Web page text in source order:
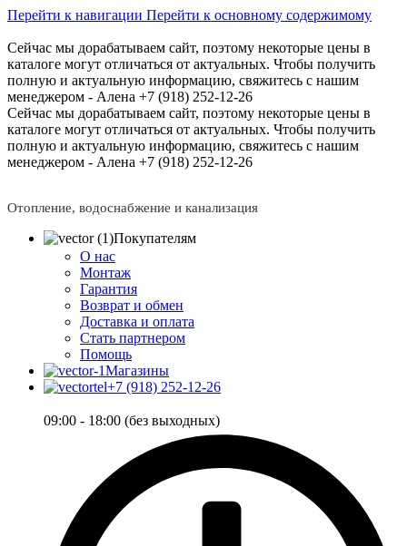
Перейти к навигации Перейти к основному содержимому
Сейчас мы дорабатываем сайт, поэтому некоторые цены в
каталоге могут отличаться от актуальных. Чтобы получить
полную и актуальную информацию, свяжитесь с нашим
менеджером - Алена +7 (918) 252-12-26
Сейчас мы дорабатываем сайт, поэтому некоторые цены в
каталоге могут отличаться от актуальных. Чтобы получить
полную и актуальную информацию, свяжитесь с нашим
менеджером - Алена +7 (918) 252-12-26
Отопление, водоснабжение и канализация
Покупателям
О нас
Монтаж
Гарантия
Возврат и обмен
Доставка и оплата
Стать партнером
Помощь
Магазины
+7 (918) 252-12-26
09:00 - 18:00 (без выходных)